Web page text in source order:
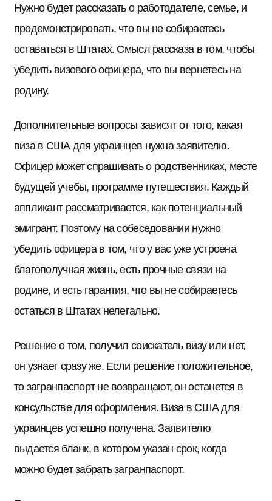
Нужно будет рассказать о работодателе, семье, и
продемонстрировать, что вы не собираетесь
оставаться в Штатах. Смысл рассказа в том, чтобы
убедить визового офицера, что вы вернетесь на
родину.
Дополнительные вопросы зависят от того, какая
виза в США для украинцев нужна заявителю.
Офицер может спрашивать о родственниках, месте
будущей учебы, программе путешествия. Каждый
аппликант рассматривается, как потенциальный
эмигрант. Поэтому на собеседовании нужно
убедить офицера в том, что у вас уже устроена
благополучная жизнь, есть прочные связи на
родине, и есть гарантия, что вы не собираетесь
остаться в Штатах нелегально.
Решение о том, получил соискатель визу или нет,
он узнает сразу же. Если решение положительное,
то загранпаспорт не возвращают, он останется в
консульстве для оформления. Виза в США для
украинцев успешно получена. Заявителю
выдается бланк, в котором указан срок, когда
можно будет забрать загранпаспорт.